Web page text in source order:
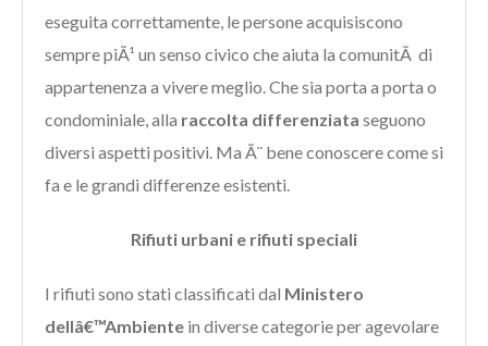
eseguita correttamente, le persone acquisiscono
sempre piÃ¹ un senso civico che aiuta la comunitÃ di
appartenenza a vivere meglio. Che sia porta a porta o
condominiale, alla raccolta differenziata seguono
diversi aspetti positivi. Ma Ã¨ bene conoscere come si
fa e le grandi differenze esistenti.
Rifiuti urbani e rifiuti speciali
I rifiuti sono stati classificati dal Ministero
dellâ€™Ambiente in diverse categorie per agevolare